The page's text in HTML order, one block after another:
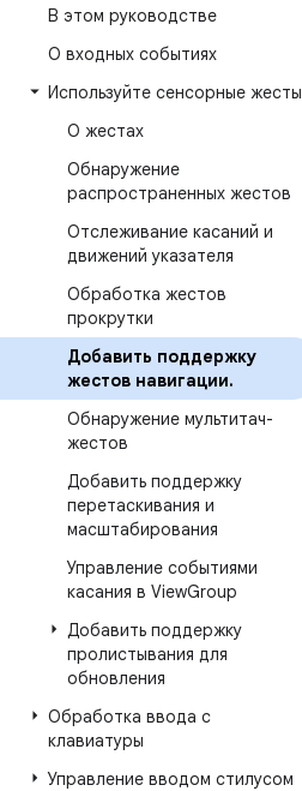
В этом руководстве
О входных событиях
Используйте сенсорные жесты
О жестах
Обнаружение
распространенных жестов
Отслеживание касаний и
движений указателя
Обработка жестов
прокрутки
Добавить поддержку
жестов навигации.
Обнаружение мультитач-
жестов
Добавить поддержку
перетаскивания и
масштабирования
Управление событиями
касания в ViewGroup
Добавить поддержку
пролистывания для
обновления
Обработка ввода с
клавиатуры
Управление вводом стилусом